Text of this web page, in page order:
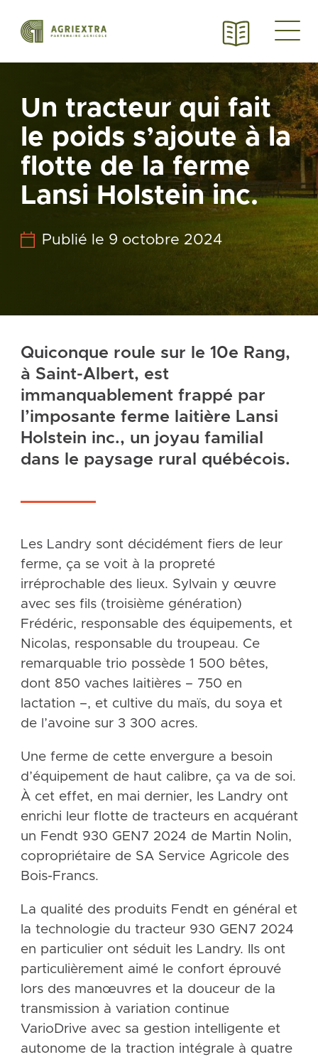
Un tracteur qui fait
le poids s’ajoute à la
flotte de la ferme
Lansi Holstein inc.
Publié le 9 octobre 2024
Quiconque roule sur le 10e Rang,
à Saint-Albert, est
immanquablement frappé par
l’imposante ferme laitière Lansi
Holstein inc., un joyau familial
dans le paysage rural québécois.
Les Landry sont décidément fiers de leur
ferme, ça se voit à la propreté
irréprochable des lieux. Sylvain y œuvre
avec ses fils (troisième génération)
Frédéric, responsable des équipements, et
Nicolas, responsable du troupeau. Ce
remarquable trio possède 1 500 bêtes,
dont 850 vaches laitières – 750 en
lactation –, et cultive du maïs, du soya et
de l’avoine sur 3 300 acres.
Une ferme de cette envergure a besoin
d’équipement de haut calibre, ça va de soi.
À cet effet, en mai dernier, les Landry ont
enrichi leur flotte de tracteurs en acquérant
un Fendt 930 GEN7 2024 de Martin Nolin,
copropriétaire de SA Service Agricole des
Bois-Francs.
La qualité des produits Fendt en général et
la technologie du tracteur 930 GEN7 2024
en particulier ont séduit les Landry. Ils ont
particulièrement aimé le confort éprouvé
lors des manœuvres et la douceur de la
transmission à variation continue
VarioDrive avec sa gestion intelligente et
autonome de la traction intégrale à quatre